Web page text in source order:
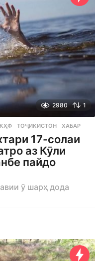
2980 1
,КҲФ ,ТОҶИКИСТОН ,ХАБАР
17-солаи
аз Кӯли
пайдо
ӯ шарҳ дода